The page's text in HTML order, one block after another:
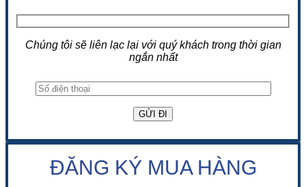
Chúng tôi sẽ liên lạc lại với quý khách trong thời gian
ngắn nhất
ĐĂNG KÝ MUA HÀNG